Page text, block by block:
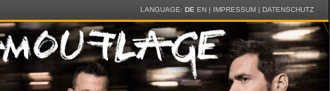
LANGUAGE: DE EN| IMPRESSUM| DATENSCHUTZ